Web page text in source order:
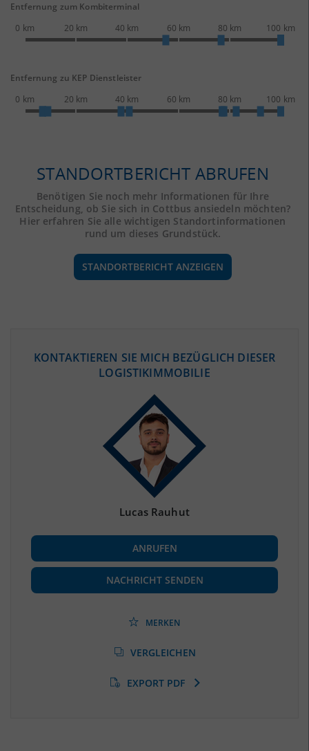
Entfernung zum Kombiterminal
0 km
20 km 40 km 60 km 80 km 100 km
Entfernung zu KEP Dienstleister
0 km
20 km 40 km 60 km 80 km 100 km
STANDORTBERICHT ABRUFEN
Benötigen Sie noch mehr Informationen für Ihre
Entscheidung, ob Sie sich in Cottbus ansiedeln möchten?
Hier erfahren Sie alle wichtigen Standortinformationen
rund um dieses Grundstück.
STANDORTBERICHT ANZEIGEN
(STAND: 12/2019)
(Landkreis / Kreisfreie Stadt)
BESCHÄFTIGUNG
Beschäftigte
(Landkreis / Kreisfreie Stadt)
36.721
(Landkreis / Kreisfreie Stadt)
(Stand: 01/2020)
KONTAKTIEREN SIE MICH BEZÜGLICH DIESER
LOGISTIKIMMOBILIE
Lucas Rauhut
ANRUFEN
NACHRICHT SENDEN
MERKEN
VERGLEICHEN
EXPORT PDF